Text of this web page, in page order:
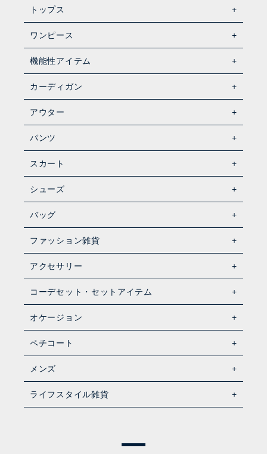
トップス
ワンピース
機能性アイテム
カーディガン
アウター
パンツ
スカート
シューズ
バッグ
ファッション雑貨
アクセサリー
コーデセット・セットアイテム
オケージョン
ペチコート
メンズ
ライフスタイル雑貨